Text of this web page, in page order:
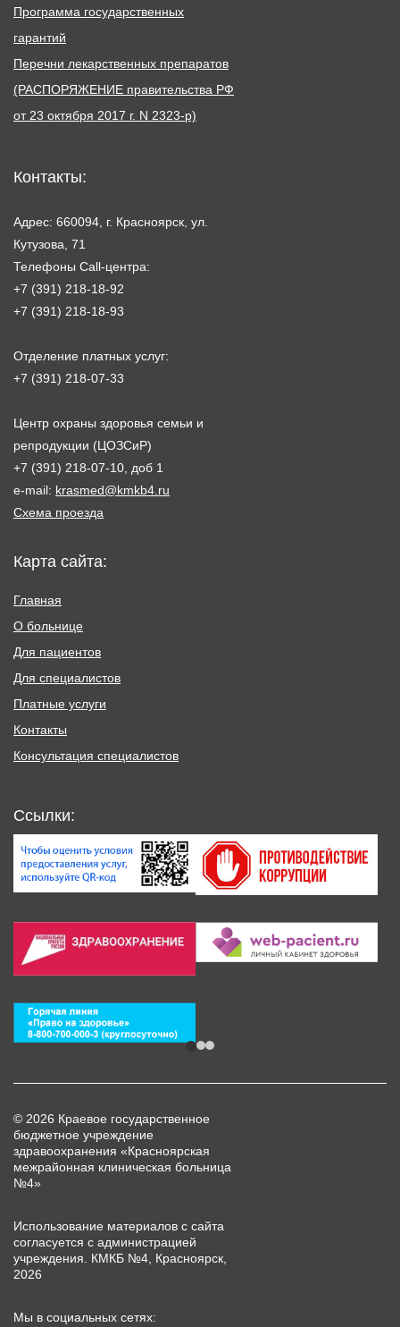
Программа государственных
гарантий
Перечни лекарственных препаратов
(РАСПОРЯЖЕНИЕ правительства РФ
от 23 октября 2017 г. N 2323-р)
Контакты:
Адрес: 660094, г. Красноярск, ул.
Кутузова, 71
Телефоны Call-центра:
+7 (391) 218-18-92
+7 (391) 218-18-93
Отделение платных услуг:
+7 (391) 218-07-33
Центр охраны здоровья семьи и
репродукции (ЦОЗСиР)
+7 (391) 218-07-10, доб 1
e-mail: krasmed@kmkb4.ru
Схема проезда
Карта сайта:
Главная
О больнице
Для пациентов
Для специалистов
Платные услуги
Контакты
Консультация специалистов
Ссылки:
© 2026 Краевое государственное
бюджетное учреждение
здравоохранения «Красноярская
межрайонная клиническая больница
№4»
Использование материалов с сайта
согласуется с администрацией
учреждения. КМКБ №4, Красноярск,
2026
Мы в социальных сетях: